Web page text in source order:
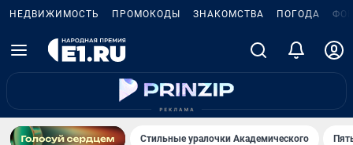
НЕДВИЖИМОСТЬ ПРОМОКОДЫ ЗНАКОМСТВА ПОГОДА
Стильные уралочки Академического